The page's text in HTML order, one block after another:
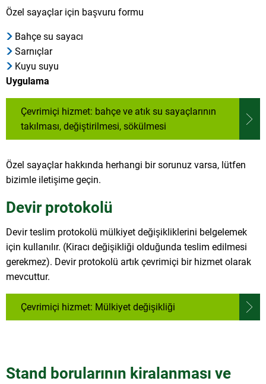
Özel sayaçlar için başvuru formu
Bahçe su sayacı
Sarnıçlar
Kuyu suyu
Uygulama
Çevrimiçi hizmet: bahçe ve atık su sayaçlarının
takılması, değiştirilmesi, sökülmesi
Özel sayaçlar hakkında herhangi bir sorunuz varsa, lütfen
bizimle iletişime geçin.
Devir protokolü
Devir teslim protokolü mülkiyet değişikliklerini belgelemek
için kullanılır. (Kiracı değişikliği olduğunda teslim edilmesi
gerekmez). Devir protokolü artık çevrimiçi bir hizmet olarak
mevcuttur.
Çevrimiçi hizmet: Mülkiyet değişikliği
Stand borularının kiralanması ve